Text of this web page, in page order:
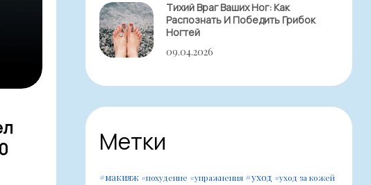
Тихий Враг Ваших Ног: Как
Распознать И Победить Грибок
Ногтей
09.04.2026
Метки
#макияж #похудение #упражнения #уход #уход за кожей